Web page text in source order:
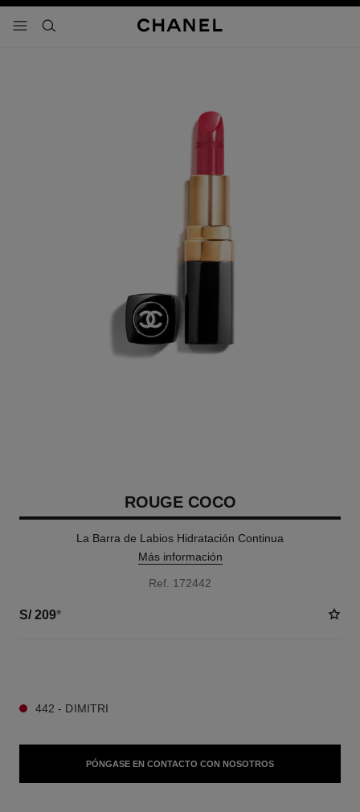
- navegación principal
buscar
ROUGE COCO
La Barra de Labios Hidratación Continua
Más información
Ref. 172442
S/ 209*
442 - DIMITRI
PÓNGASE EN CONTACTO CON NOSOTROS